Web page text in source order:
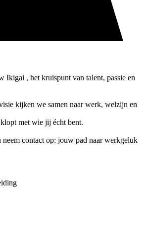
Ikigai , het kruispunt van talent, passie en
kijken we samen naar werk, welzijn en
met wie jij écht bent.
neem contact op: jouw pad naar werkgeluk